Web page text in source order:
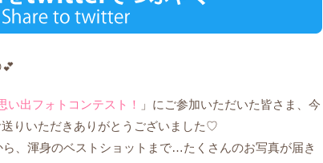
い出フォトコンテスト！
」にご参加いただいた皆さま、今
りいただきありがとうございました♡
、渾身のベストショットまで…たくさんのお写真が届き